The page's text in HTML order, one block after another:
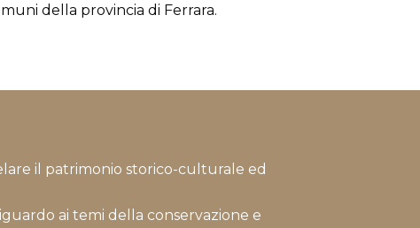
della provincia di Ferrara.
il patrimonio storico-culturale ed
ai temi della conservazione e